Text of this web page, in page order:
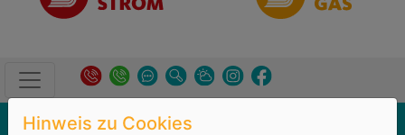
Unternehmen→Aktuelles
Hinweis zu Cookies